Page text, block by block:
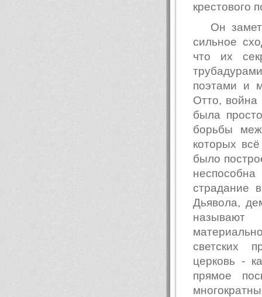
крестового
Он
сильное
что их
поэтами и
Отто, война
была
борьбы
которых
было
страдание
Дьявола,
называют
светских
церковь -
прямое